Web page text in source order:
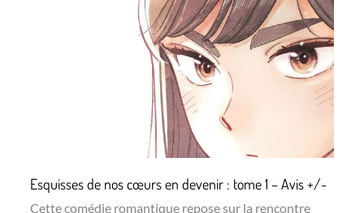
Esquisses de nos cœurs en devenir : tome 1 – Avis +/-
Cette comédie romantique repose sur la rencontre